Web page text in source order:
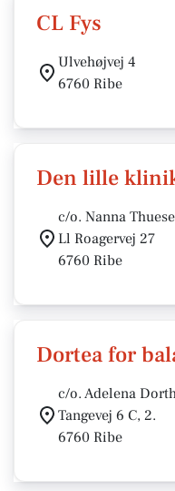
CL Fys
Ulvehøjvej 4
6760 Ribe
Den lille
c/o. Nanna
Ll Roagervej 27
6760 Ribe
Dortea for
c/o. Adelena
Tangevej 6 C, 2.
6760 Ribe